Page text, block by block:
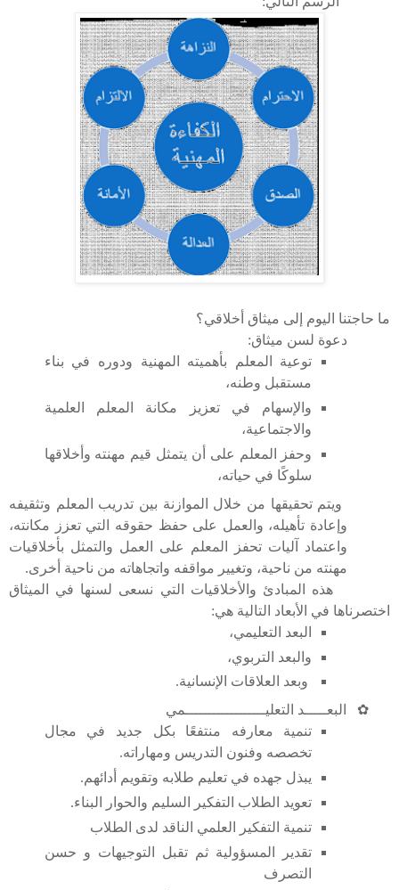
ما حاجتنا اليوم إلى ميثاق أخلاقي؟
دعوة لسن ميثاق:
توعية المعلم بأهميته المهنية ودوره في بناء
مستقبل وطنه،
والإسهام في تعزيز مكانة المعلم العلمية
والاجتماعية،
وحفز المعلم على أن يتمثل قيم مهنته وأخلاقها
سلوكًا في حياته،
ويتم تحقيقها من خلال الموازنة بين تدريب المعلم وتثقيفه
وإعادة تأهيله، والعمل على حفظ حقوقه التي تعزز مكانته،
واعتماد آليات تحفز المعلم على العمل والتمثل بأخلاقيات
مهنته من ناحية، وتغيير مواقفه واتجاهاته من ناحية أخرى.
هذه المبادئ والأخلاقيات التي نسعى لسنها في الميثاق
اختصرناها في الأبعاد التالية هي:
البعد التعليمي،
والبعد التربوي،
وبعد العلاقات الإنسانية.
✿
البعـــــد التعليــــــــــــــــــمي
تنمية معارفه منتفعًا بكل جديد في مجال
تخصصه وفنون التدريس ومهاراته.
يبذل جهده في تعليم طلابه وتقويم أدائهم.
تعويد الطلاب التفكير السليم والحوار البناء.
تنمية التفكير العلمي الناقد لدى الطلاب
تقدير المسؤولية ثم تقبل التوجيهات و حسن
التصرف